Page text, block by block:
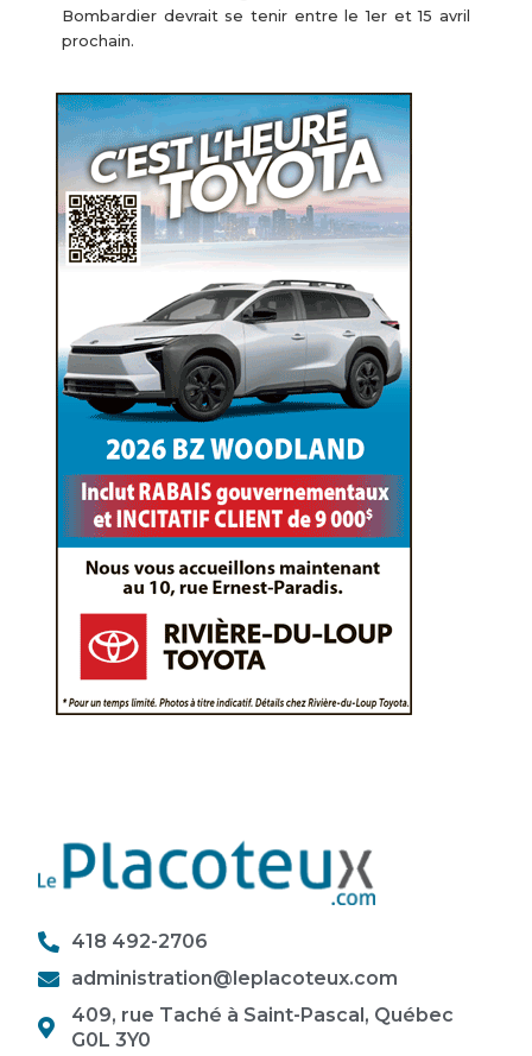
Bombardier devrait se tenir entre le 1er et 15 avril
prochain.
418 492-2706
administration@leplacoteux.com
409, rue Taché à Saint-Pascal, Québec
G0L 3Y0